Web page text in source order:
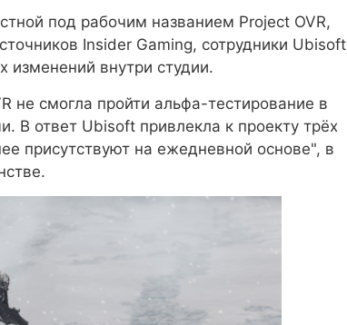
под рабочим названием Project OVR,
Insider Gaming, сотрудники Ubisoft
изменений внутри студии.
не смогла пройти альфа-тестирование в
В ответ Ubisoft привлекла к проекту трёх
присутствуют на ежедневной основе", в